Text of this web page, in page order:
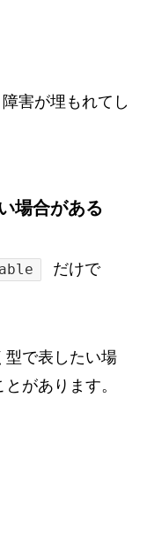
害が埋もれてし
場合がある
だけで
型で表したい場
があります。